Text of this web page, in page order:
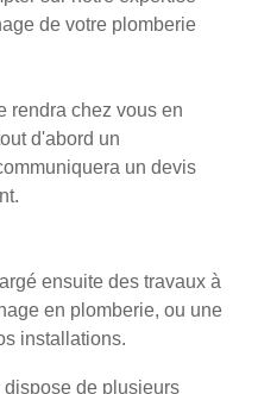
de votre plomberie
rendra chez vous en
d'abord un
un devis
ensuite des travaux à
en plomberie, ou une
installations.
de plusieurs